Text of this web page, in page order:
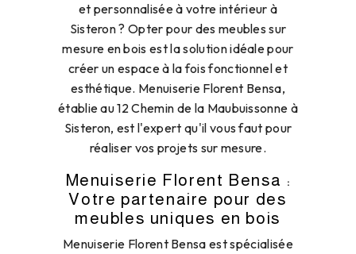
et personnalisée à votre intérieur à
Sisteron ? Opter pour des meubles sur
mesure en bois est la solution idéale pour
créer un espace à la fois fonctionnel et
esthétique. Menuiserie Florent Bensa,
établie au 12 Chemin de la Maubuissonne à
Sisteron, est l'expert qu'il vous faut pour
réaliser vos projets sur mesure.
Menuiserie Florent Bensa :
Votre partenaire pour des
meubles uniques en bois
Menuiserie Florent Bensa est spécialisée